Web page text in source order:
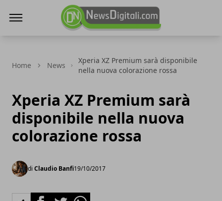
Home News
Xperia XZ Premium sarà disponibile
nella nuova colorazione rossa
Xperia XZ Premium sarà
disponibile nella nuova
colorazione rossa
di Claudio Banfi19/10/2017
FacebookTwitterWhatsapp